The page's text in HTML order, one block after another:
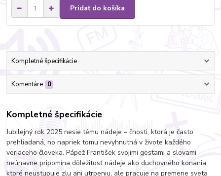
Pridať do košíka
Kompletné špecifikácie
Komentáre 0
Kompletné špecifikácie
Jubilejný rok 2025 nesie tému nádeje – čnosti, ktorá je často
prehliadaná, no napriek tomu nevyhnutná v živote každého
veriaceho človeka. Pápež František svojimi gestami a slovami
neúnavne pripomína dôležitosť nádeje ako duchovného konania,
ktoré neustupuje zlu ani utrpeniu, ale pracuje na premene sveta